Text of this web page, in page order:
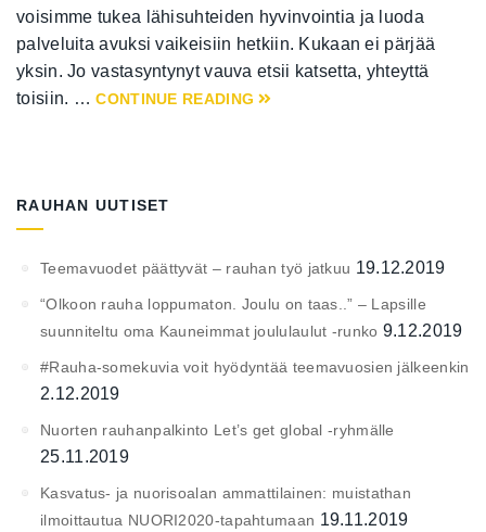
voisimme tukea lähisuhteiden hyvinvointia ja luoda
palveluita avuksi vaikeisiin hetkiin. Kukaan ei pärjää
yksin. Jo vastasyntynyt vauva etsii katsetta, yhteyttä
toisiin. …CONTINUE READING
RAUHAN UUTISET
Teemavuodet päättyvät – rauhan työ jatkuu 19.12.2019
“Olkoon rauha loppumaton. Joulu on taas..” – Lapsille
suunniteltu oma Kauneimmat joululaulut -runko 9.12.2019
#Rauha-somekuvia voit hyödyntää teemavuosien jälkeenkin
2.12.2019
Nuorten rauhanpalkinto Let’s get global -ryhmälle
25.11.2019
Kasvatus- ja nuorisoalan ammattilainen: muistathan
ilmoittautua NUORI2020-tapahtumaan 19.11.2019